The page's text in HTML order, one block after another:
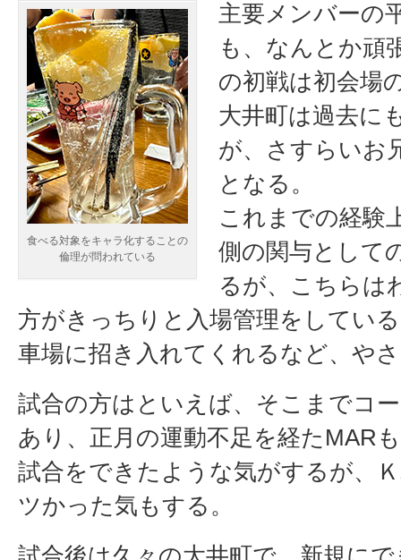
食べる対象をキャラ化することの
倫理が問われている
主要メンバーの
も、なんとか頑
の初戦は初会場
大井町は過去に
が、さすらいお
となる。
これまでの経験
側の関与として
るが、こちらは
方がきっちりと入場管理をしてい
車場に招き入れてくれるなど、や
試合の方はといえば、そこまでコ
あり、正月の運動不足を経たMAR
試合をできたような気がするが、
ツかった気もする。